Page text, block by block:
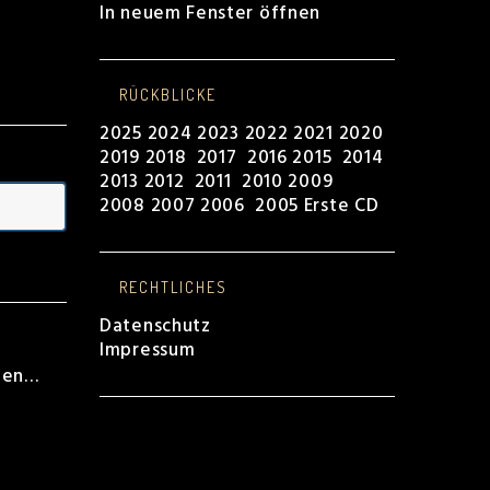
In neuem Fenster öffnen
RÜCKBLICKE
2025 2024 2023 2022 2021 2020
2019 2018 2017 2016 2015 2014
2013 2012 2011 2010 2009
2008 2007 2006 2005 Erste CD
RECHTLICHES
Datenschutz
Impressum